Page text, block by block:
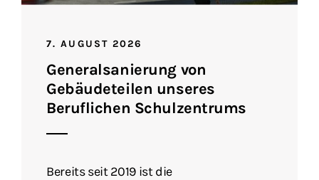
7. AUGUST 2026
Generalsanierung von
Gebäudeteilen unseres
Beruflichen Schulzentrums
Bereits seit 2019 ist die